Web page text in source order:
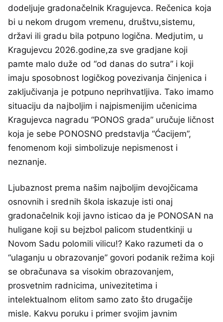
dodeljuje gradonačelnik Kragujevca. Rečenica koja
bi u nekom drugom vremenu, društvu,sistemu,
državi ili gradu bila potpuno logična. Medjutim, u
Kragujevcu 2026.godine,za sve gradjane koji
pamte malo duže od “od danas do sutra” i koji
imaju sposobnost logičkog povezivanja činjenica i
zaključivanja je potpuno neprihvatljiva. Tako imamo
situaciju da najboljim i najpismenijim učenicima
Kragujevca nagradu “PONOS grada” uručuje ličnost
koja je sebe PONOSNO predstavlja “Ćacijem”,
fenomenom koji simbolizuje nepismenost i
neznanje.
Ljubaznost prema našim najboljim devojčicama
osnovnih i srednih škola iskazuje isti onaj
gradonačelnik koji javno isticao da je PONOSAN na
huligane koji su bejzbol palicom studentkinji u
Novom Sadu polomili vilicu!? Kako razumeti da o
“ulaganju u obrazovanje” govori podanik režima koji
se obračunava sa visokim obrazovanjem,
prosvetnim radnicima, univezitetima i
intelektualnom elitom samo zato što drugačije
misle. Kakvu poruku i primer svojim javnim